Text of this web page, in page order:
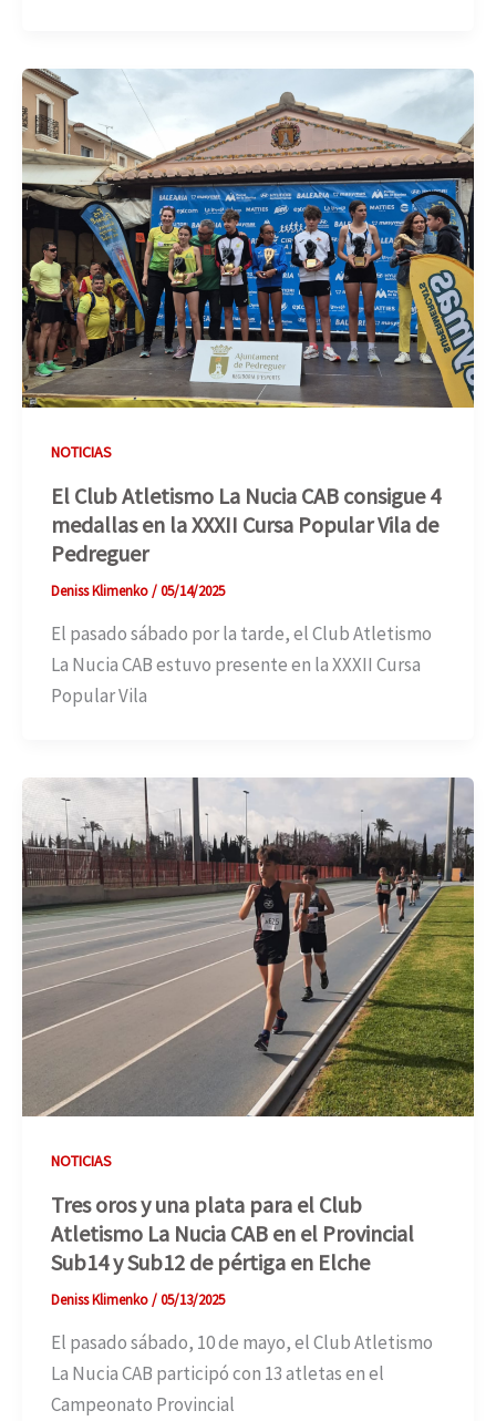
NOTICIAS
El Club Atletismo La Nucia CAB consigue 4
medallas en la XXXII Cursa Popular Vila de
Pedreguer
Deniss Klimenko/05/14/2025
El pasado sábado por la tarde, el Club Atletismo
La Nucia CAB estuvo presente en la XXXII Cursa
Popular Vila
NOTICIAS
Tres oros y una plata para el Club
Atletismo La Nucia CAB en el Provincial
Sub14 y Sub12 de pértiga en Elche
Deniss Klimenko/05/13/2025
El pasado sábado, 10 de mayo, el Club Atletismo
La Nucia CAB participó con 13 atletas en el
Campeonato Provincial